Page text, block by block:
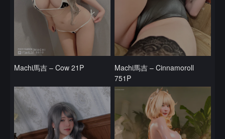
Machi馬吉 – Cow 21P
Machi馬吉 – Cinnamoroll
751P